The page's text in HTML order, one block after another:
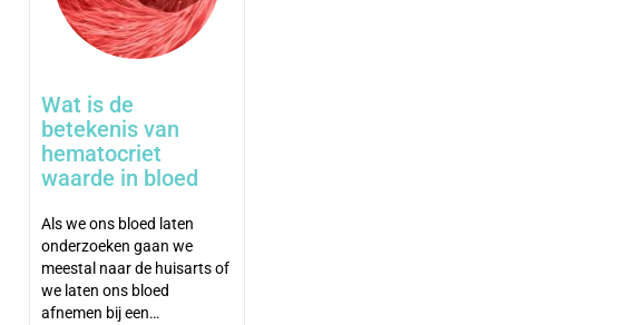
Wat is de
betekenis van
hematocriet
waarde in bloed
Als we ons bloed laten
onderzoeken gaan we
meestal naar de huisarts of
we laten ons bloed
afnemen bij een…